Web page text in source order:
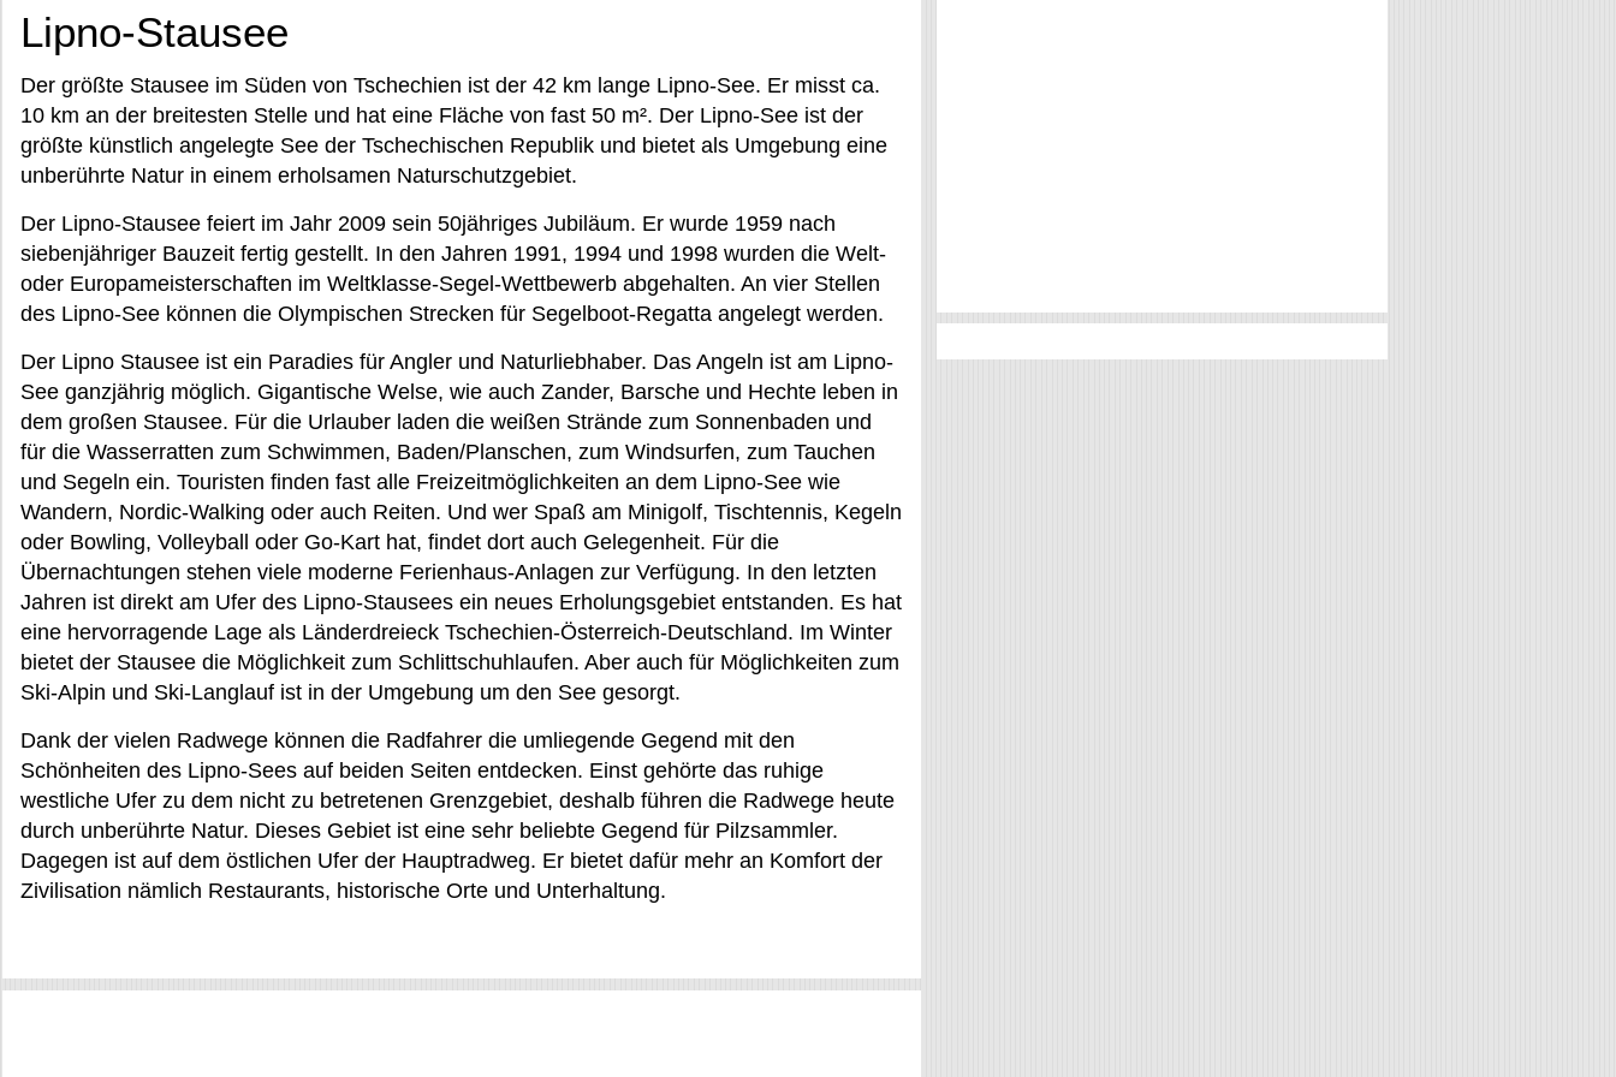
Lipno-Stausee
Der größte Stausee im Süden von Tschechien ist der 42 km lange Lipno-See. Er misst ca.
10 km an der breitesten Stelle und hat eine Fläche von fast 50 m². Der Lipno-See ist der
größte künstlich angelegte See der Tschechischen Republik und bietet als Umgebung eine
unberührte Natur in einem erholsamen Naturschutzgebiet.
Der Lipno-Stausee feiert im Jahr 2009 sein 50jähriges Jubiläum. Er wurde 1959 nach
siebenjähriger Bauzeit fertig gestellt. In den Jahren 1991, 1994 und 1998 wurden die Welt-
oder Europameisterschaften im Weltklasse-Segel-Wettbewerb abgehalten. An vier Stellen
des Lipno-See können die Olympischen Strecken für Segelboot-Regatta angelegt werden.
Der Lipno Stausee ist ein Paradies für Angler und Naturliebhaber. Das Angeln ist am Lipno-
See ganzjährig möglich. Gigantische Welse, wie auch Zander, Barsche und Hechte leben in
dem großen Stausee. Für die Urlauber laden die weißen Strände zum Sonnenbaden und
für die Wasserratten zum Schwimmen, Baden/Planschen, zum Windsurfen, zum Tauchen
und Segeln ein. Touristen finden fast alle Freizeitmöglichkeiten an dem Lipno-See wie
Wandern, Nordic-Walking oder auch Reiten. Und wer Spaß am Minigolf, Tischtennis, Kegeln
oder Bowling, Volleyball oder Go-Kart hat, findet dort auch Gelegenheit. Für die
Übernachtungen stehen viele moderne Ferienhaus-Anlagen zur Verfügung. In den letzten
Jahren ist direkt am Ufer des Lipno-Stausees ein neues Erholungsgebiet entstanden. Es hat
eine hervorragende Lage als Länderdreieck Tschechien-Österreich-Deutschland. Im Winter
bietet der Stausee die Möglichkeit zum Schlittschuhlaufen. Aber auch für Möglichkeiten zum
Ski-Alpin und Ski-Langlauf ist in der Umgebung um den See gesorgt.
Dank der vielen Radwege können die Radfahrer die umliegende Gegend mit den
Schönheiten des Lipno-Sees auf beiden Seiten entdecken. Einst gehörte das ruhige
westliche Ufer zu dem nicht zu betretenen Grenzgebiet, deshalb führen die Radwege heute
durch unberührte Natur. Dieses Gebiet ist eine sehr beliebte Gegend für Pilzsammler.
Dagegen ist auf dem östlichen Ufer der Hauptradweg. Er bietet dafür mehr an Komfort der
Zivilisation nämlich Restaurants, historische Orte und Unterhaltung.